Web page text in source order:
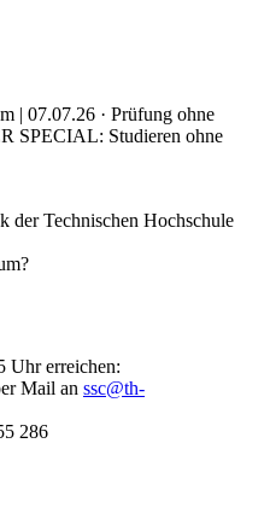
| 07.07.26 · Prüfung ohne
SPECIAL: Studieren ohne
Uhr erreichen:
Mail an ssc@th-
286